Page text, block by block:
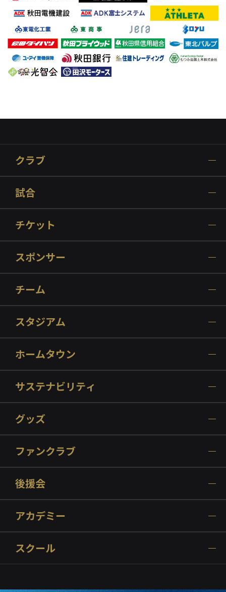
クラブ
試合
チケット
スポンサー
チーム
スタジアム
ホームタウン
サステナビリティ
グッズ
ファンクラブ
後援会
アカデミー
スクール